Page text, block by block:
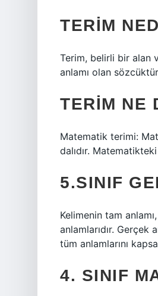
TERIM
Terim, belirli bir alan
anlamı olan
TERIM NE
Matematik terimi:
dalıdır.
5.SINIF
Kelimenin tam
anlamlarıdır. Gerçek
tüm anlamlarını
4. SINIF